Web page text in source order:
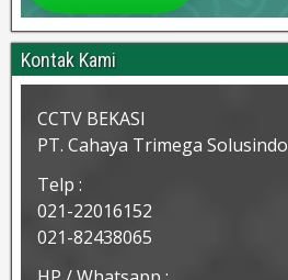
Kontak Kami
CCTV BEKASI
PT. Cahaya Trimega Solusindo
Telp :
021-22016152
021-82438065